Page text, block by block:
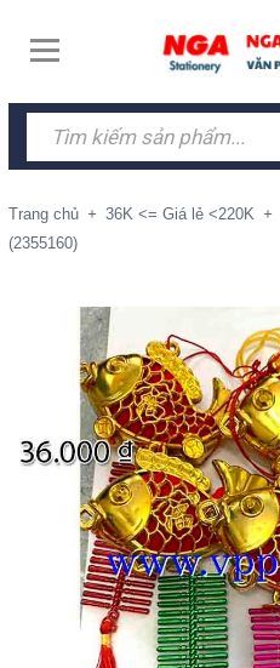
Trang chủ + 36K <= Giá lẻ <220K +
(2355160)